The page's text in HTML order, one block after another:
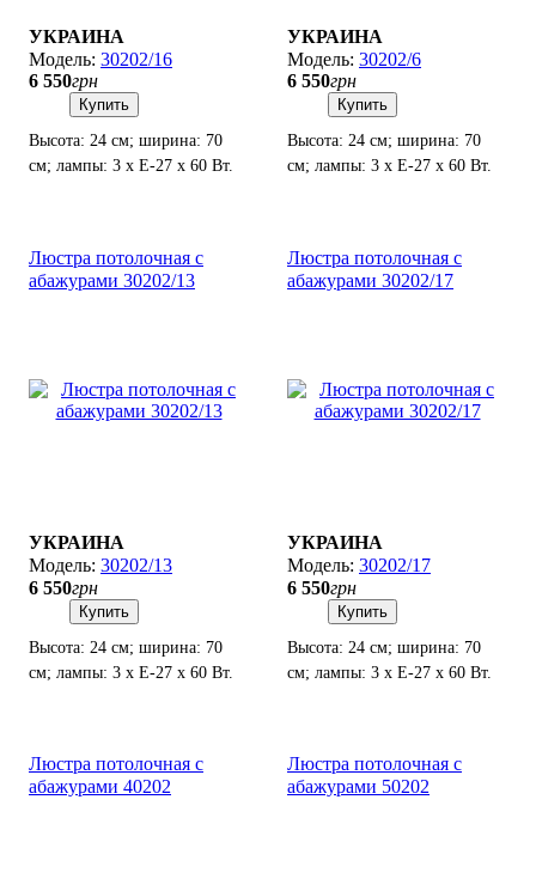
УКРАИНА
30202/16
6 550грн
Купить
Высота: 24 см; ширина: 70
см; лампы: 3 х Е-27 х 60 Вт.
УКРАИНА
30202/6
6 550грн
Купить
Высота: 24 см; ширина: 70
см; лампы: 3 х Е-27 х 60 Вт.
Люстра потолочная с
абажурами 30202/13
УКРАИНА
30202/13
6 550грн
Купить
Высота: 24 см; ширина: 70
см; лампы: 3 х Е-27 х 60 Вт.
Люстра потолочная с
абажурами 30202/17
УКРАИНА
30202/17
6 550грн
Купить
Высота: 24 см; ширина: 70
см; лампы: 3 х Е-27 х 60 Вт.
Люстра потолочная с
абажурами 40202
Люстра потолочная с
абажурами 50202